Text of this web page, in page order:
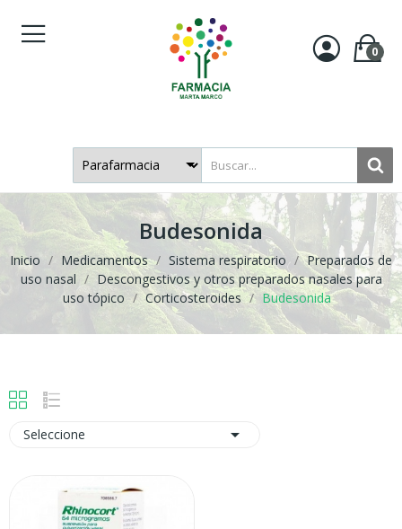
0
Budesonida
Inicio Medicamentos Sistema respiratorio
Preparados de
uso nasal
Descongestivos y otros preparados nasales para
uso tópico
Corticosteroides Budesonida
Seleccione 